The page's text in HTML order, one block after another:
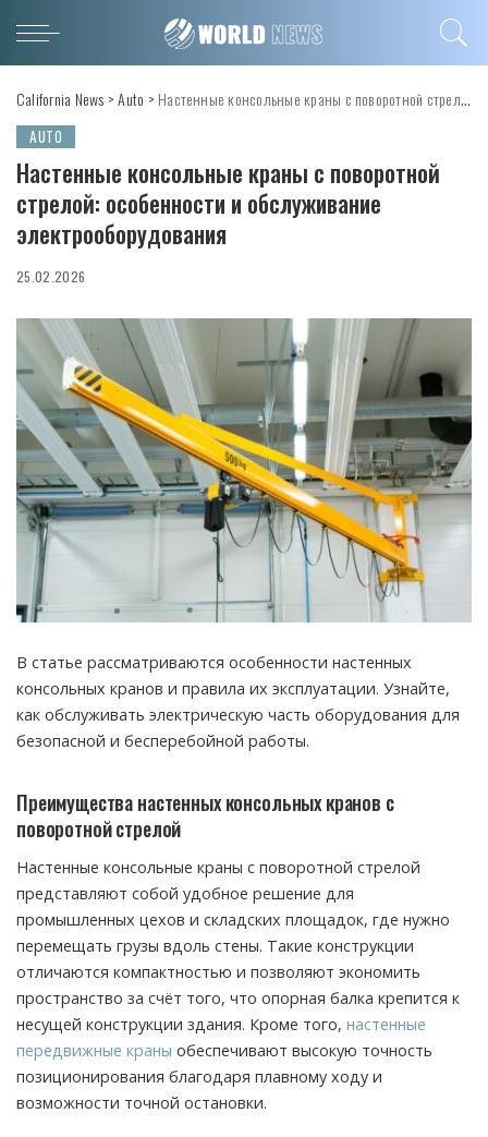
California News >Auto > Настенные консольные краны с поворотной стрелой: особенности и обслуживание электрооборудования
AUTO
Настенные консольные краны с поворотной
стрелой: особенности и обслуживание
электрооборудования
25.02.2026
В статье рассматриваются особенности настенных
консольных кранов и правила их эксплуатации. Узнайте,
как обслуживать электрическую часть оборудования для
безопасной и бесперебойной работы.
Преимущества настенных консольных кранов с
поворотной стрелой
Настенные консольные краны с поворотной стрелой
представляют собой удобное решение для
промышленных цехов и складских площадок, где нужно
перемещать грузы вдоль стены. Такие конструкции
отличаются компактностью и позволяют экономить
пространство за счёт того, что опорная балка крепится к
несущей конструкции здания. Кроме того, настенные
передвижные краны обеспечивают высокую точность
позиционирования благодаря плавному ходу и
возможности точной остановки.